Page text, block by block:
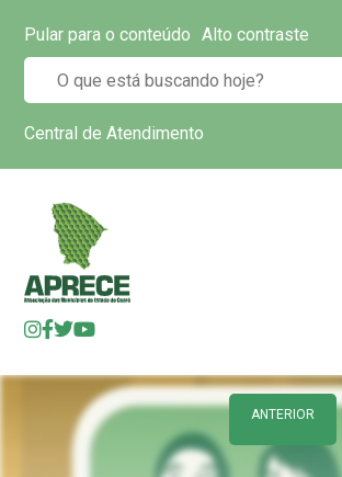
Pular para o conteúdo Alto contraste
Central de Atendimento
ANTERIOR